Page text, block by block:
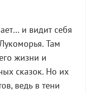
и видит себя
Там
жизни и
сказок. Но их
ведь в тени